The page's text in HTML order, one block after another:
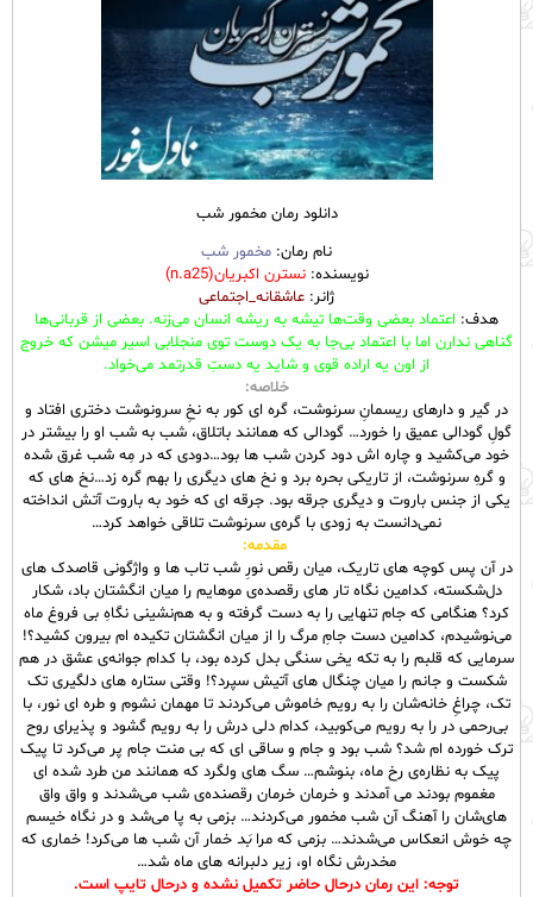
دانلود رمان مخمور شب
نام رمان: مخمور شب
نویسنده:نسترن اکبریان(n.a25)
ژانر: عاشقانه_اجتماعی
هدف: اعتماد بعضی وقت‌ها تیشه به ریشه انسان می‌زنه. بعضی از قربانی‌ها
گناهی ندارن اما با اعتماد بی‌جا به یک دوست توی منجلابی اسیر میشن که خروج
از اون یه اراده قوی و شاید یه دستِ قدرتمد می‌خواد.
خلاصه:
در گیر و دارهای ریسمانِ سرنوشت، گره ای کور به نخِ سرونوشت دختری افتاد و
گولِ گودالی عمیق را خورد… گودالی که همانند باتلاق، شب به شب او را بیشتر در
خود می‌کشید و چاره اش دود کردن شب ها بود…دودی که در مِه شب غرق شده
و گرهِ سرنوشت، از تاریکی بحره برد و نخ های دیگری را بهم گره زد…نخ های که
یکی از جنس باروت و دیگری جرقه بود. جرقه ای که خود به باروت آتش انداخته
نمی‌دانست به زودی با گره‌ی سرنوشت تلاقی خواهد کرد…
مقدمه:
در آن پس کوچه های تاریک، میان رقص نورِ شب تاب ها و واژگونی قاصدک های
دل‌شکسته، کدامین نگاه تار های رقصده‌ی موهایم را میان انگشتان باد، شکار
کرد؟ هنگامی که جام تنهایی را به دست گرفته و به هم‌نشینی نگاهِ بی فروغ ماه
می‌نوشیدم، کدامین دست جامِ مرگ را از میان انگشتان تکیده ام بیرون کشید؟!
سرمایی که قلبم را به تکه یخی سنگی بدل کرده بود، با کدام جوانه‌ی عشق در هم
شکست و جانم را میان چنگال های آتیش سپرد؟! وقتی ستاره های دلگیری تک
تک، چراغِ خانه‌شان را به رویم خاموش می‌کردند تا مهمان نشوم و طره ای نور، با
بی‌رحمی در را به رویم می‌کوبید، کدام دلی درش را به رویم گشود و پذیرای روح
ترک خورده ام شد؟ شب بود و جام و ساقی‌ ای که بی منت جام پر می‌کرد تا پیک
پیک به نظاره‌ی رخ ماه، بنوشم… سگ های ولگرد که همانند من طرد شده ای
مغموم بودند می آمدند و خرمان خرمان رقصنده‌ی شب می‌شدند و واق واق
های‌شان را آهنگ آن شب مخمور می‌کردند… بزمی به پا می‌شد و در نگاه خیسم
چه خوش انعکاس می‌شدند… بزمی که مرابَد خمار آن شب ها می‌کرد! خماری که
مخدرش نگاه او، زیر دلبرانه های ماه شد…
توجه: این رمان درحال حاضر تکمیل نشده و درحال تایپ است.